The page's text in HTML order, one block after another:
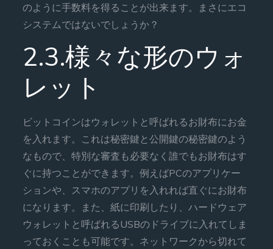
のように手数料を得ることが出来ます。まさにエコ
システムではないでしょうか？
2.3.様々な形のウォ
レット
ビットコインはウォレットと呼ばれるお財布にお金
を入れます。これは秘密鍵と公開鍵の秘密鍵のよう
なもので、特別な審査も必要なく誰でもお財布はす
ぐに持つことができます。例えばPCのアプリケー
ションや、スマホのアプリを入れれば直ぐにお財布
になります。また、紙に印刷したり、ハードウェア
ウォレットと呼ばれるUSBのドライブに入れてしま
っておくことも可能です。ネットワークから切れて